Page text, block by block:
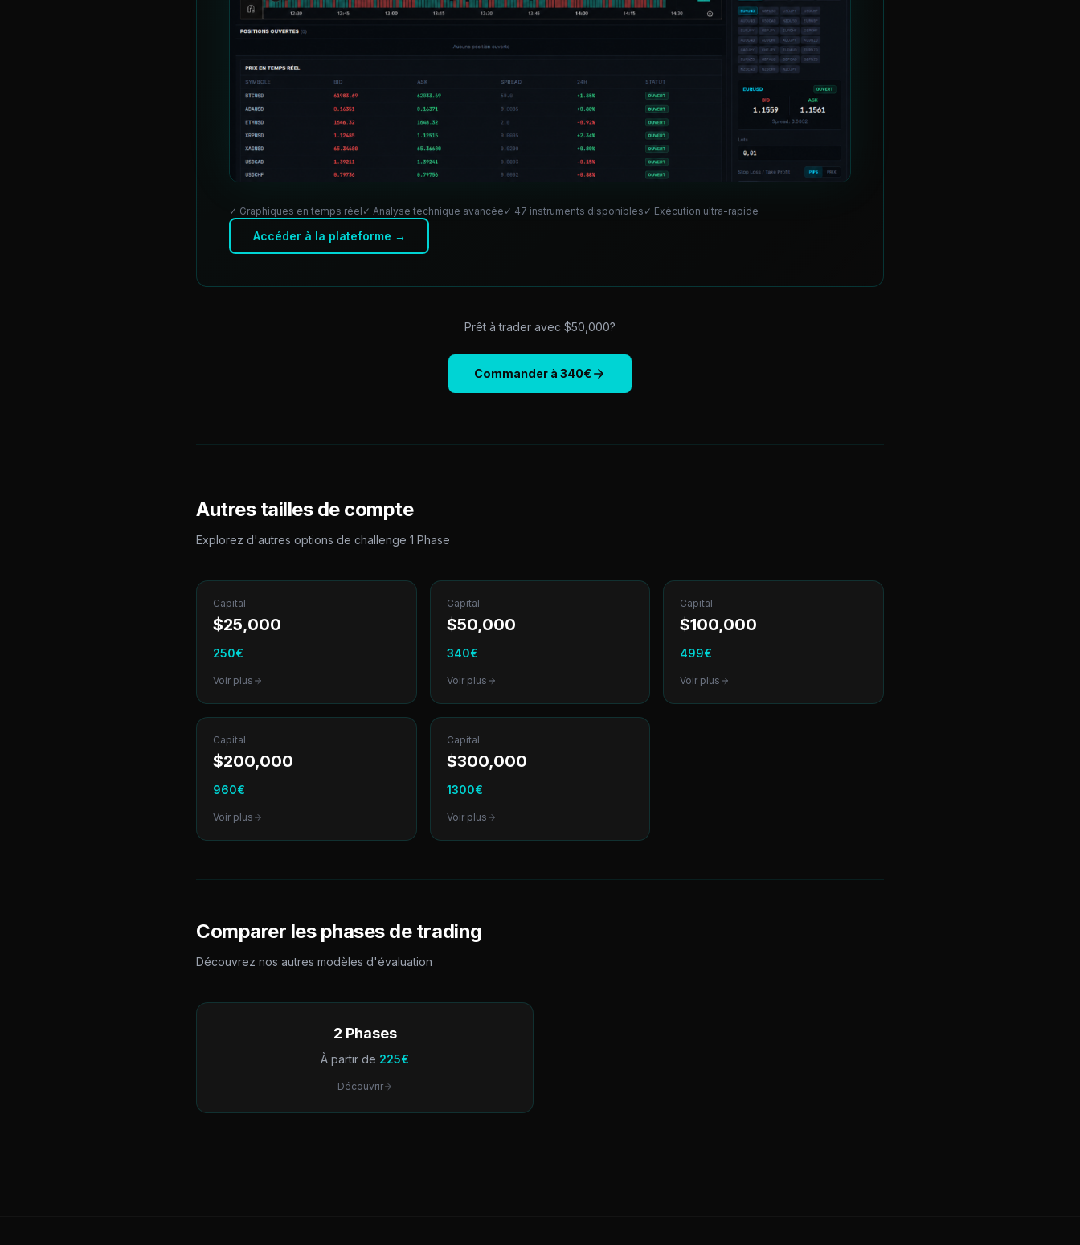
✓ Graphiques en temps réel ✓ Analyse technique avancée ✓ 47 instruments disponibles ✓ Exécution ultra-rapide
Accéder à la plateforme →
Prêt à trader avec $50,000?
Commander à 340€
Autres tailles de compte
Explorez d'autres options de challenge 1 Phase
Capital
$25,000
250€
Voir plus
Capital
$50,000
340€
Voir plus
Capital
$100,000
499€
Voir plus
Capital
$200,000
960€
Voir plus
Capital
$300,000
1300€
Voir plus
Comparer les phases de trading
Découvrez nos autres modèles d'évaluation
2 Phases
À partir de 225€
Découvrir